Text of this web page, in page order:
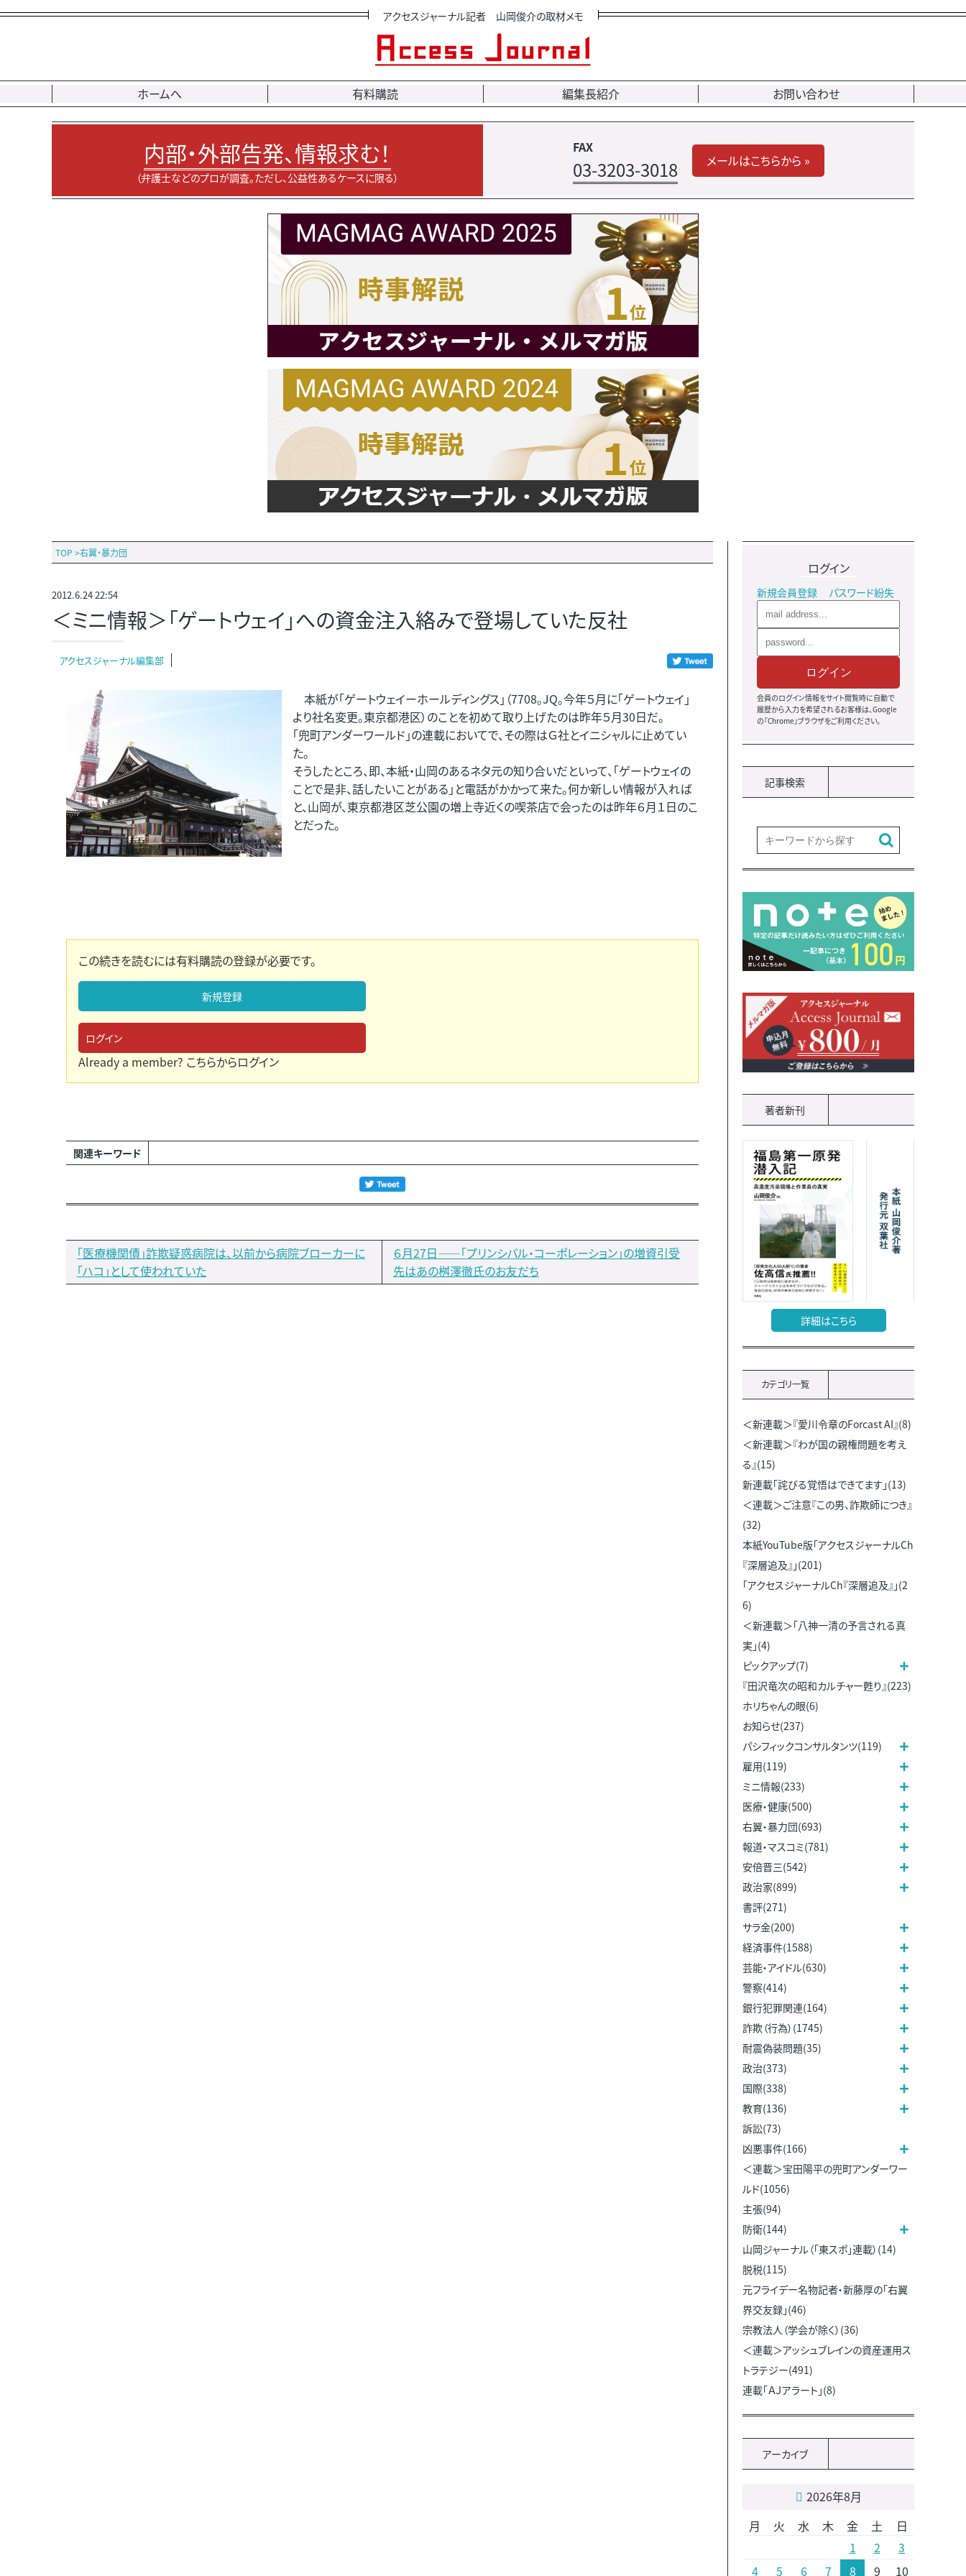
アクセスジャーナル記者 山岡俊介の取材メモ
ホームへ 有料購読 編集長紹介 お問い合わせ
内部・外部告発、情報求む！
（弁護士などのプロが調査。ただし、公益性あるケースに限る）
FAX
03-3203-3018 メールはこちらから »
TOP >右翼・暴力団
2012.6.24 22:54
＜ミニ情報＞「ゲートウェイ」への資金注入絡みで登場していた反社
アクセスジャーナル編集部
本紙が「ゲートウェイーホールディングス」（7708。JQ。今年５月に「ゲートウェイ」
より社名変更。東京都港区）のことを初めて取り上げたのは昨年５月30日だ。
「兜町アンダーワールド」の連載においてで、その際はＧ社とイニシャルに止めてい
た。
そうしたところ、即、本紙・山岡のあるネタ元の知り合いだといって、「ゲートウェイの
ことで是非、話したいことがある」と電話がかかって来た。何か新しい情報が入れば
と、山岡が、東京都港区芝公園の増上寺近くの喫茶店で会ったのは昨年６月１日のこ
とだった。
この続きを読むには有料購読の登録が必要です。
新規登録
ログイン
Already a member? こちらからログイン
関連キーワード
「医療機関債」詐欺疑惑病院は、以前から病院ブローカーに
「ハコ」として使われていた
６月27日――「プリンシバル・コーポレーション」の増資引受
先はあの桝澤徹氏のお友だち
ログイン
新規会員登録 パスワード紛失
ログイン
会員のログイン情報をサイト閲覧時に自動で
履歴から入力を希望されるお客様は、Google
の『Chrome』ブラウザをご利用ください。
記事検索
著者新刊
詳細はこちら
カテゴリ一覧
＜新連載＞『愛川令章のForcast AI』(8)
＜新連載＞『わが国の親権問題を考え
る』(15)
新連載「詫びる覚悟はできてます」(13)
＜連載＞ご注意『この男、詐欺師につき』
(32)
本紙YouTube版「アクセスジャーナルCh
『深層追及』」(201)
「アクセスジャーナルCh『深層追及』」(2
6)
＜新連載＞「八神一清の予言される真
実」(4)
ピックアップ(7)
『田沢竜次の昭和カルチャー甦り』(223)
ホリちゃんの眼(6)
お知らせ(237)
パシフィックコンサルタンツ(119)
雇用(119)
ミニ情報(233)
医療・健康(500)
右翼・暴力団(693)
報道・マスコミ(781)
安倍晋三(542)
政治家(899)
書評(271)
サラ金(200)
経済事件(1588)
芸能・アイドル(630)
警察(414)
銀行犯罪関連(164)
詐欺（行為）(1745)
耐震偽装問題(35)
政治(373)
国際(338)
教育(136)
訴訟(73)
凶悪事件(166)
＜連載＞宝田陽平の兜町アンダーワー
ルド(1056)
主張(94)
防衛(144)
山岡ジャーナル（「東スポ」連載）(14)
脱税(115)
元フライデー名物記者・新藤厚の「右翼
界交友録」(46)
宗教法人（学会が除く）(36)
＜連載＞アッシュブレインの資産運用ス
トラテジー(491)
連載「ＡＪアラート」(8)
アーカイブ
2026年8月
月
火 水 木 金 土
日
1
2
3
4
5 6 7 8 9 10